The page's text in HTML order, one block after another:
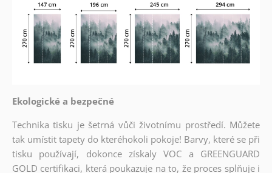
Ekologické a bezpečné
Technika tisku je šetrná vůči životnímu prostředí. Můžete
tak umístit tapety do kteréhokoli pokoje! Barvy, které se při
tisku používají, dokonce získaly VOC a GREENGUARD
GOLD certifikaci, která poukazuje na to, že proces splňuje i